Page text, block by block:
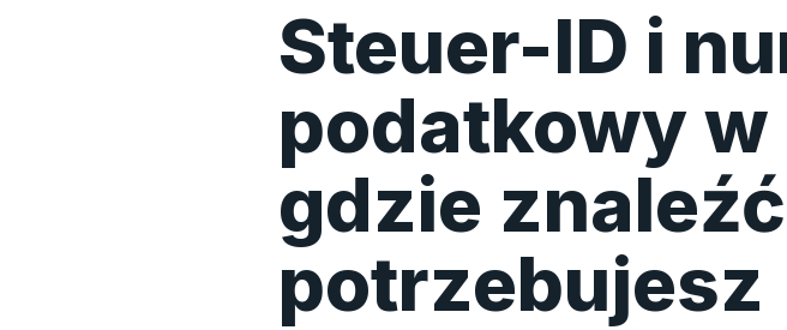
Steuer-ID i
podatkowy
gdzie
potrzebujesz